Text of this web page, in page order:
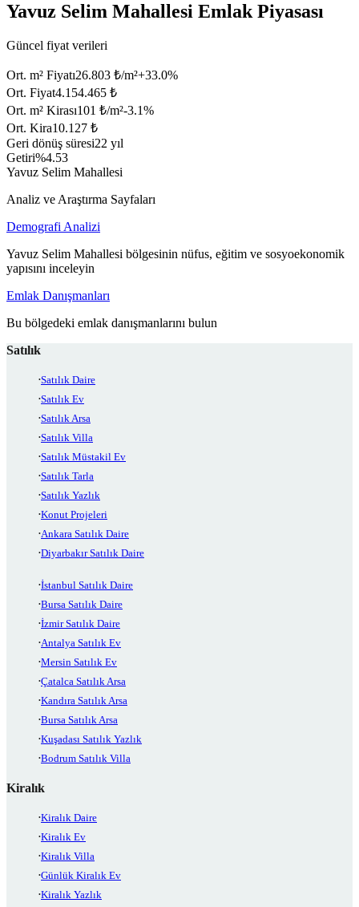
Yavuz Selim Mahallesi Emlak Piyasası
Güncel fiyat verileri
Ort. m² Fiyatı26.803 ₺/m²+33.0%
Ort. Fiyat4.154.465 ₺
Ort. m² Kirası101 ₺/m²-3.1%
Ort. Kira10.127 ₺
Geri dönüş süresi22 yıl
Getiri%4.53
Yavuz Selim Mahallesi
Analiz ve Araştırma Sayfaları
Demografi Analizi
Yavuz Selim Mahallesi bölgesinin nüfus, eğitim ve sosyoekonomik
yapısını inceleyin
Emlak Danışmanları
Bu bölgedeki emlak danışmanlarını bulun
Satılık
Satılık Daire
Satılık Ev
Satılık Arsa
Satılık Villa
Satılık Müstakil Ev
Satılık Tarla
Satılık Yazlık
Konut Projeleri
Ankara Satılık Daire
Diyarbakır Satılık Daire
İstanbul Satılık Daire
Bursa Satılık Daire
İzmir Satılık Daire
Antalya Satılık Ev
Mersin Satılık Ev
Çatalca Satılık Arsa
Kandıra Satılık Arsa
Bursa Satılık Arsa
Kuşadası Satılık Yazlık
Bodrum Satılık Villa
Kiralık
Kiralık Daire
Kiralık Ev
Kiralık Villa
Günlük Kiralık Ev
Kiralık Yazlık